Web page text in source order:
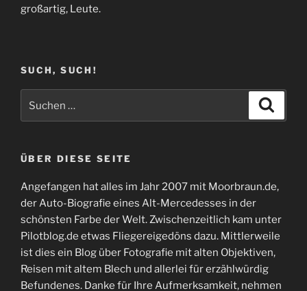
großartig, Leute.
SUCH, SUCH!
ÜBER DIESE SEITE
Angefangen hat alles im Jahr 2007 mit Moorbraun.de,
der Auto-Biografie eines Alt-Mercedesses in der
schönsten Farbe der Welt. Zwischenzeitlich kam unter
Pilotblog.de etwas Fliegereigedöns dazu. Mittlerweile
ist dies ein Blog über Fotografie mit alten Objektiven,
Reisen mit altem Blech und allerlei für erzählwürdig
Befundenes. Danke für Ihre Aufmerksamkeit, nehmen